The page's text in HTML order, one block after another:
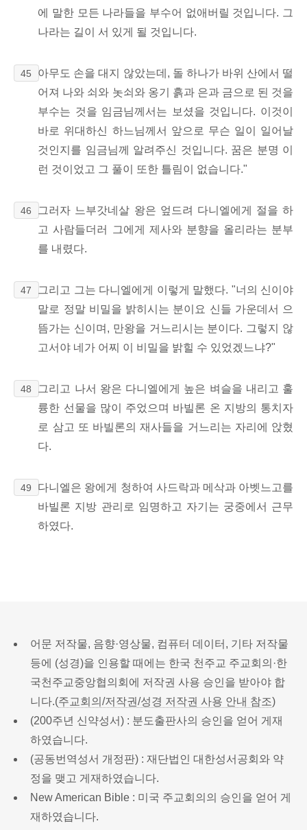
에 말한 모든 나라들을 부수어 없애버릴 것입니다. 그
나라는 길이 서 있게 될 것입니다.
45
아무도 손을 대지 않았는데, 돌 하나가 바위 산에서 떨
어져 나와 쇠와 놋쇠와 옹기 흙과 은과 금으로 된 것을
부수는 것을 임금님께서는 보셨을 것입니다. 이것이
바로 위대하신 하느님께서 앞으로 무슨 일이 일어날
것인지를 임금님께 알려주신 것입니다. 꿈은 분명 이
런 것이었고 그 풀이 또한 틀림이 없습니다."
46
그러자 느부갓네살 왕은 엎드려 다니엘에게 절을 하
고 사람들더러 그에게 제사와 분향을 올리라는 분부
를 내렸다.
47
그리고 그는 다니엘에게 이렇게 말했다. "너의 신이야
말로 정말 비밀을 밝히시는 분이요 신들 가운데서 으
뜸가는 신이며, 만왕을 거느리시는 분이다. 그렇지 않
고서야 네가 어찌 이 비밀을 밝힐 수 있었겠느냐?"
48
그리고 나서 왕은 다니엘에게 높은 벼슬을 내리고 훌
륭한 선물을 많이 주었으며 바빌론 온 지방의 통치자
로 삼고 또 바빌론의 재사들을 거느리는 자리에 앉혔
다.
49
다니엘은 왕에게 청하여 사드락과 메삭과 아벳느고를
바빌론 지방 관리로 임명하고 자기는 궁중에서 근무
하였다.
어문 저작물, 음향·영상물, 컴퓨터 데이터, 기타 저작물
등에 (성경)을 인용할 때에는 한국 천주교 주교회의·한
국천주교중앙협의회에 저작권 사용 승인을 받아야 합
니다.(주교회의/저작권/성경 저작권 사용 안내 참조)
(200주년 신약성서) : 분도출판사의 승인을 얻어 게재
하였습니다.
(공동번역성서 개정판) : 재단법인 대한성서공회와 약
정을 맺고 게재하였습니다.
New American Bible : 미국 주교회의의 승인을 얻어 게
재하였습니다.